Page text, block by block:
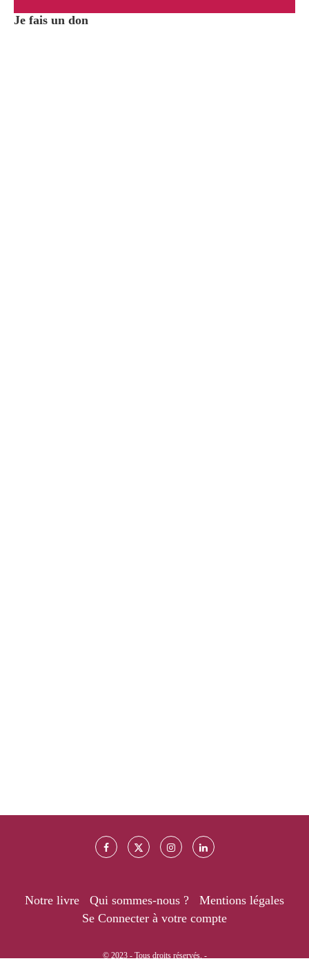
Je fais un don
Notre livre Qui sommes-nous ?
Mentions légales
Se Connecter à votre compte
© 2023 - Tous droits réservés. -